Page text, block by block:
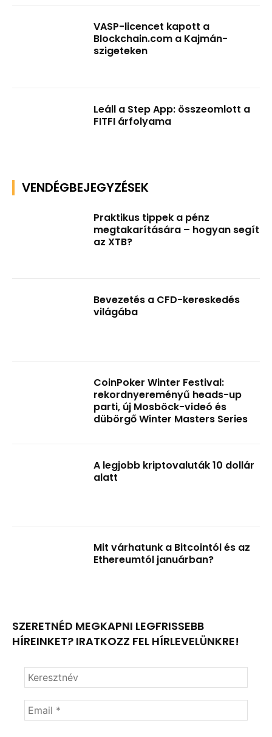
VASP-licencet kapott a
Blockchain.com a Kajmán-
szigeteken
Leáll a Step App: összeomlott a
FITFI árfolyama
VENDÉGBEJEGYZÉSEK
Praktikus tippek a pénz
megtakarítására – hogyan segít
az XTB?
Bevezetés a CFD-kereskedés
világába
CoinPoker Winter Festival:
rekordnyereményű heads-up
parti, új Mosböck-videó és
dübörgő Winter Masters Series
A legjobb kriptovaluták 10 dollár
alatt
Mit várhatunk a Bitcointól és az
Ethereumtól januárban?
SZERETNÉD MEGKAPNI LEGFRISSEBB
HÍREINKET? IRATKOZZ FEL HÍRLEVELÜNKRE!